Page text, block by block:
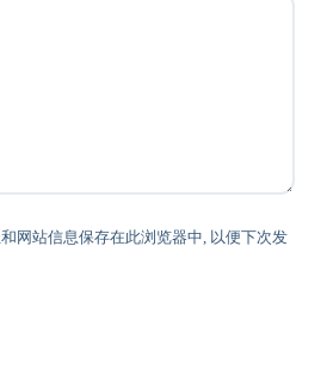
网站信息保存在此浏览器中, 以便下次发